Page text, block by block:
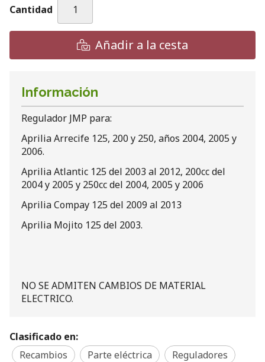
Cantidad
Añadir a la cesta
Información
Regulador JMP para:
Aprilia Arrecife 125, 200 y 250, años 2004, 2005 y
2006.
Aprilia Atlantic 125 del 2003 al 2012, 200cc del
2004 y 2005 y 250cc del 2004, 2005 y 2006
Aprilia Compay 125 del 2009 al 2013
Aprilia Mojito 125 del 2003.
NO SE ADMITEN CAMBIOS DE MATERIAL
ELECTRICO.
Clasificado en:
Recambios
Parte eléctrica Reguladores